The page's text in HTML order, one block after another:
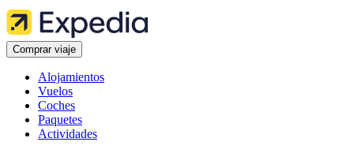
Comprar viaje
Alojamientos
Vuelos
Coches
Paquetes
Actividades